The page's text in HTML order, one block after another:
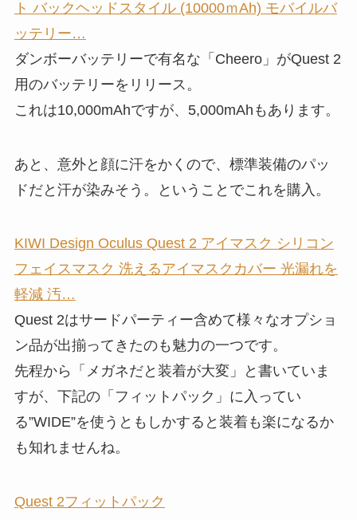
ト バックヘッドスタイル (10000ｍAh) モバイルバ
ッテリー…
ダンボーバッテリーで有名な「Cheero」がQuest 2
用のバッテリーをリリース。
これは10,000mAhですが、5,000mAhもあります。
あと、意外と顔に汗をかくので、標準装備のパッ
ドだと汗が染みそう。ということでこれを購入。
KIWI Design Oculus Quest 2 アイマスク シリコン
フェイスマスク 洗えるアイマスクカバー 光漏れを
軽減 汚…
Quest 2はサードパーティー含めて様々なオプショ
ン品が出揃ってきたのも魅力の一つです。
先程から「メガネだと装着が大変」と書いていま
すが、下記の「フィットパック」に入ってい
る”WIDE”を使うともしかすると装着も楽になるか
も知れませんね。
Quest 2フィットパック